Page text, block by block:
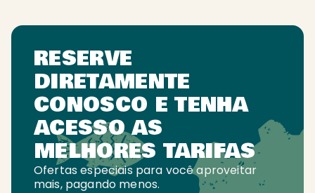
RESERVE
DIRETAMENTE
CONOSCO E TENHA
ACESSO AS
MELHORES TARIFAS
Ofertas especiais para você aproveitar
mais, pagando menos.